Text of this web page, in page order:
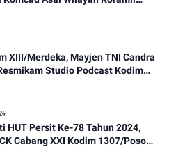
XIII/Merdeka, Mayjen TNI Candra
Studio Podcast Kodim
HUT Persit Ke-78 Tahun 2024,
Cabang XXI Kodim 1307/Poso